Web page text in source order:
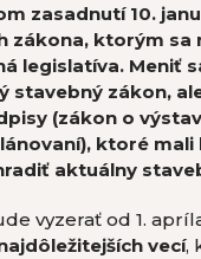
zasadnutí 10.
zákona, ktorým sa
legislatíva. Meniť
stavebný zákon,
(zákon o
ktoré mali
aktuálny
vyzerať od 1.
vecí,